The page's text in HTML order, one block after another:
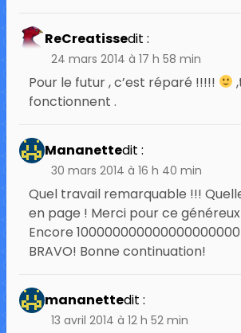
ReCreatissedit :
24 mars 2014 à 17 h 58 min
Pour le futur , c’est réparé !!!!!
fonctionnent .
Mananettedit :
30 mars 2014 à 16 h 40 min
Quel travail remarquable !!!
en page ! Merci pour ce
Encore
BRAVO! Bonne continuation!
mananettedit :
13 avril 2014 à 12 h 52 min